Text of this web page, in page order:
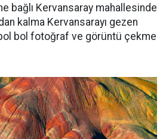
bağlı Kervansaray mahallesinde
kalma Kervansarayı gezen
bol fotoğraf ve görüntü çekme